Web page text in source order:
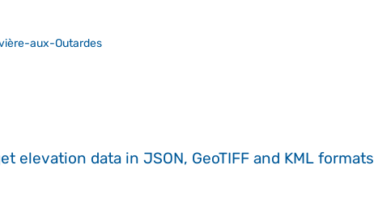
aux-Outardes
elevation data in JSON, GeoTIFF and KML formats